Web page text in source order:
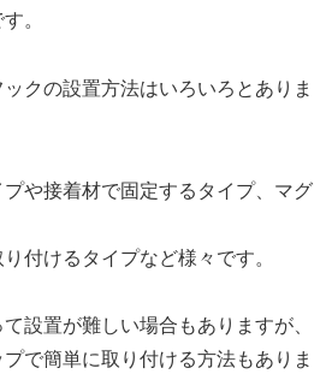
。
クの設置方法はいろいろとありま
や接着材で固定するタイプ、マグ
付けるタイプなど様々です。
設置が難しい場合もありますが、
で簡単に取り付ける方法もありま